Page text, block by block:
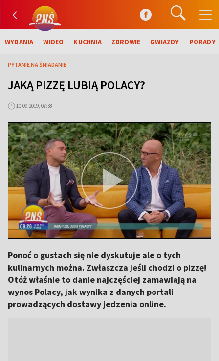
WYDANIA WIDEO KUCHNIA ZDROWIE GWIAZDY PORADY
PYTANIE NA ŚNIADANIE
JAKĄ PIZZĘ LUBIĄ POLACY?
10.09.2019, 07:38
Ponoć o gustach się nie dyskutuje ale o tych
kulinarnych można. Zwłaszcza jeśli chodzi o pizzę!
Otóż właśnie to danie najczęściej zamawiają na
wynos Polacy, jak wynika z danych portali
prowadzących dostawy jedzenia online.